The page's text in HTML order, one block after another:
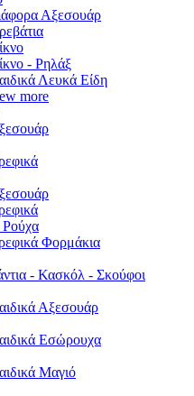
Αξεσουάρ
- Ρηλάξ
Λευκά Είδη
more
Ρούχα
Φορμάκια
- Κασκόλ - Σκούφοι
Αξεσουάρ
Εσώρουχα
Μαγιό